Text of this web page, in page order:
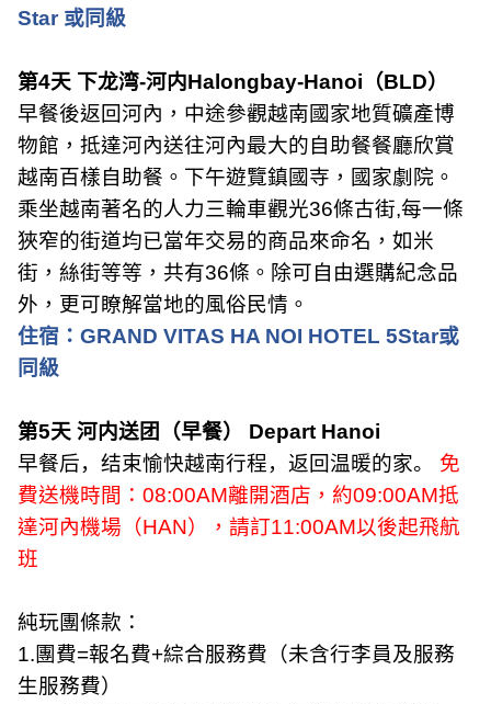
Star 或同級
第4天 下龙湾-河内Halongbay-Hanoi （BLD）
早餐後返回河內，中途參觀越南國家地質礦產博
物館，抵達河內送往河內最大的自助餐餐廳欣賞
越南百樣自助餐。下午遊覽鎮國寺，國家劇院。
乘坐越南著名的人力三輪車觀光36條古街,每一條
狹窄的街道均已當年交易的商品來命名，如米
街，絲街等等，共有36條。除可自由選購紀念品
外，更可瞭解當地的風俗民情。
住宿： GRAND VITAS HA NOI HOTEL 5Star或
同級
第5天 河内送团（早餐）
Depart Hanoi
早餐后，结束愉快越南行程，返回温暖的家。
免
費送機時間： 08:00AM離開酒店，約09:00AM抵
達河內機場（HAN），請訂11:00AM以後起飛航
班
純玩團條款：
1.團費=報名費+綜合服務費（未含行李員及服務
生服務費）